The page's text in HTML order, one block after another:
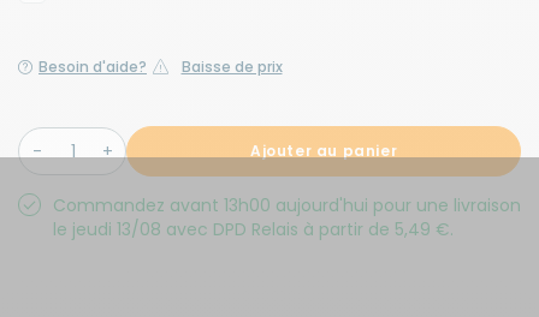
Besoin d'aide? Baisse de prix
Ajouter au panier
Commandez avant 13h00 aujourd'hui pour une livraison
le jeudi 13/08 avec DPD Relais à partir de 5,49 €.